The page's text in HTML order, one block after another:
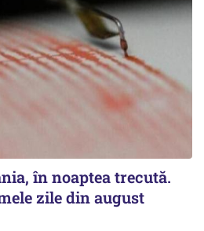
în noaptea trecută.
zile din august